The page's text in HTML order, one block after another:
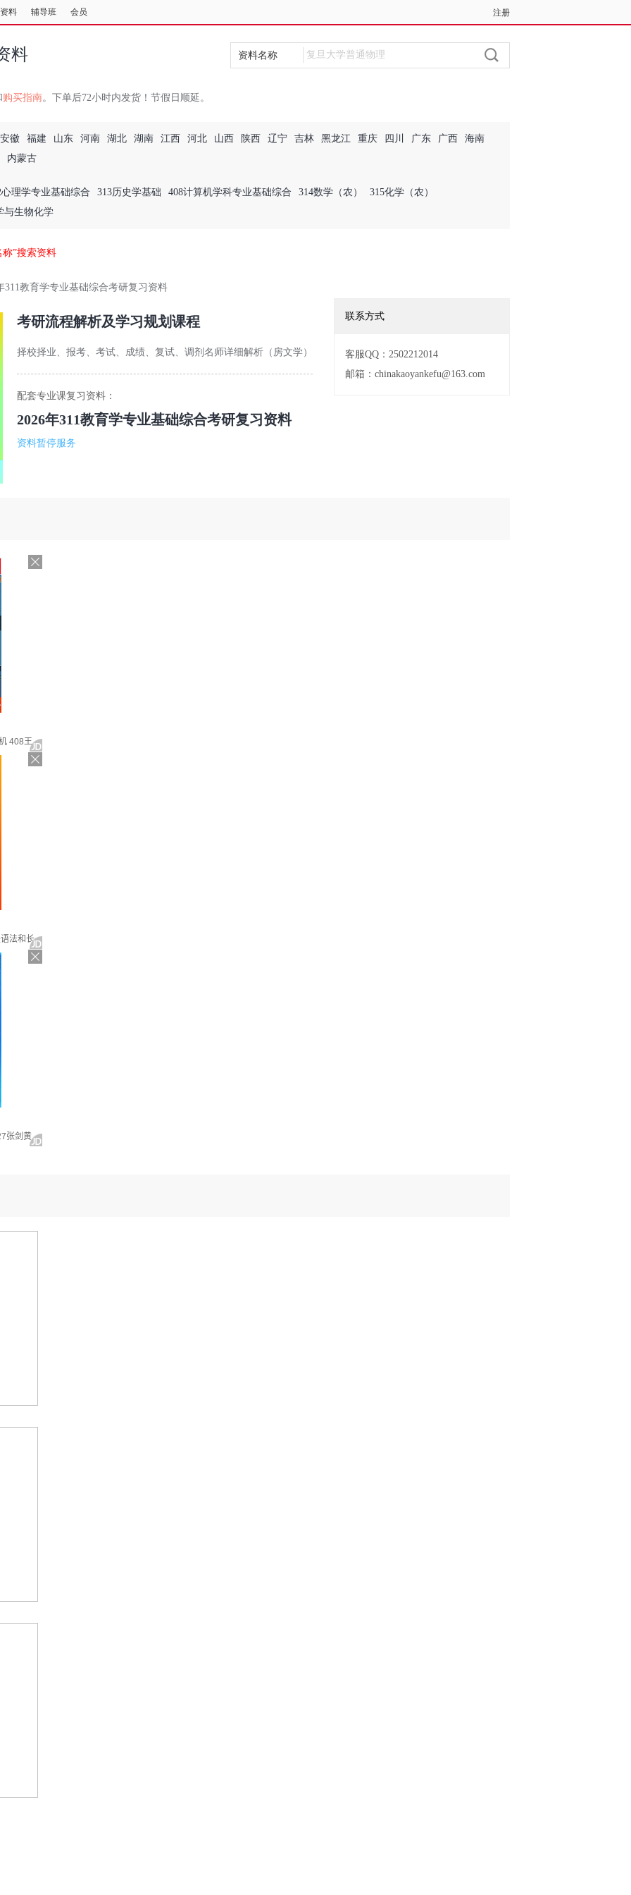
资料 辅导班 会员 注册
料 资料名称
购买指南。下单后72小时内发货！节假日顺延。
安徽 福建 山东 河南 湖北 湖南 江西 河北 山西 陕西 辽宁 吉林 黑龙江 重庆 四川 广东 广西
海南
内蒙古
心理学专业基础综合 313历史学基础 408计算机学科专业基础综合 314数学（农）
315化学（农）
与生物化学
”搜索资料
311教育学专业基础综合考研复习资料
考研流程解析及学习规划课程
择校择业、报考、考试、成绩、复试、调剂名师详细解析（房文学）
配套专业课复习资料：
2026年311教育学专业基础综合考研复习资料
资料暂停服务
联系方式
客服QQ：2502212014
邮箱：chinakaoyankefu@163.com